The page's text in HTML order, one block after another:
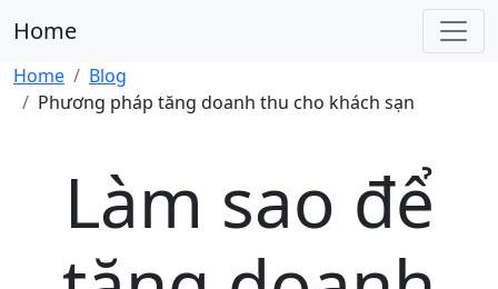
Home
Home
Blog
Phương pháp tăng doanh thu cho khách sạn
Làm sao để